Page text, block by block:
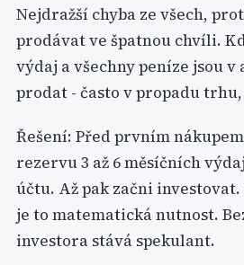
Nejdražší chyba ze všech,
prodávat ve špatnou chvíli.
výdaj a všechny peníze jsou v
prodat - často v propadu
Řešení: Před prvním
rezervu 3 až 6 měsíčních
účtu. Až pak začni
je to matematická nutnost.
investora stává spekulant.